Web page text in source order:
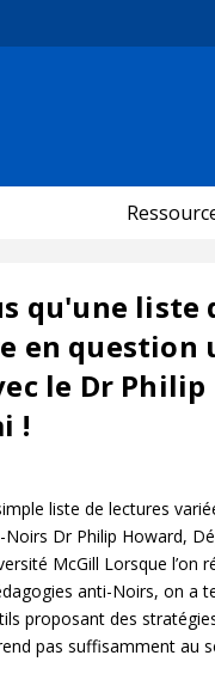
qu'une liste
en question
le Dr
!
liste de lectures
Dr Philip Howard,
McGill Lorsque l’on
anti-Noirs, on a
proposant des
pas suffisamment au